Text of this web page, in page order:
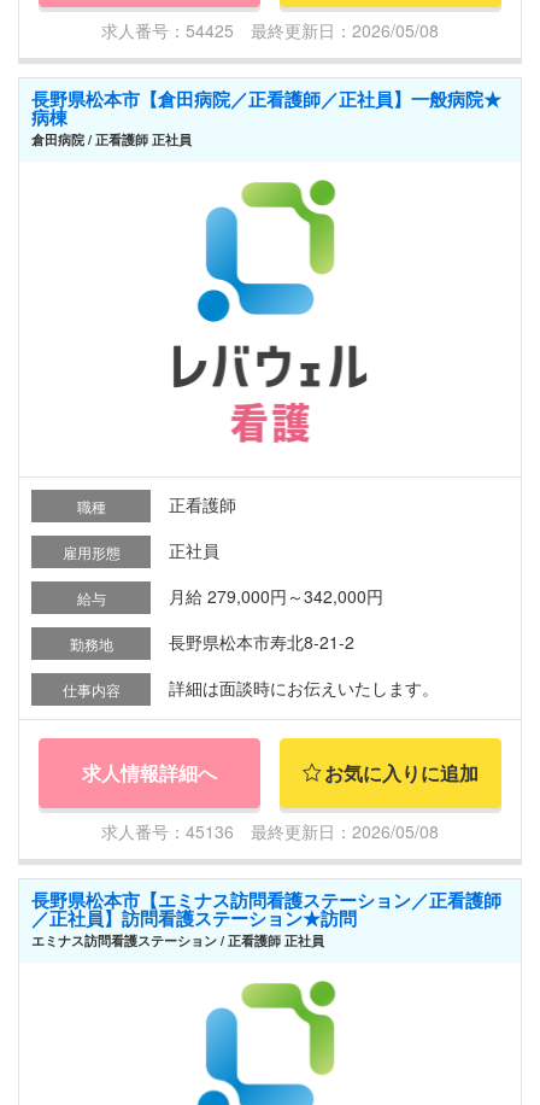
求人番号：54425 最終更新日：2026/05/08
長野県松本市【倉田病院／正看護師／正社員】一般病院★
病棟
倉田病院 / 正看護師 正社員
職種 正看護師
雇用形態 正社員
給与 月給 279,000円～342,000円
勤務地 長野県松本市寿北8-21-2
仕事内容 詳細は面談時にお伝えいたします。
求人情報詳細へ お気に入りに追加
求人番号：45136 最終更新日：2026/05/08
長野県松本市【エミナス訪問看護ステーション／正看護師
／正社員】訪問看護ステーション★訪問
エミナス訪問看護ステーション / 正看護師 正社員